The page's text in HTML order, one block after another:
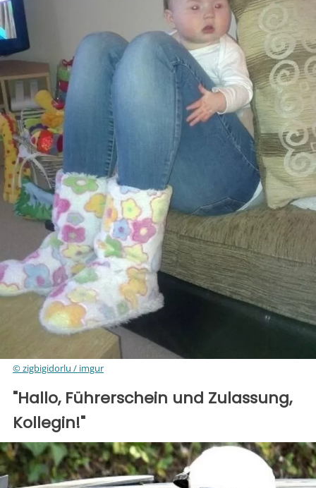
© zigbigidorlu / imgur
"Hallo, Führerschein und Zulassung,
Kollegin!"